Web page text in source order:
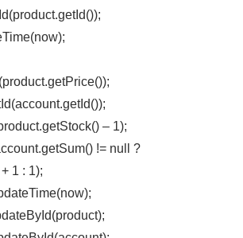
– 1);
!= null ?
1 : 1);